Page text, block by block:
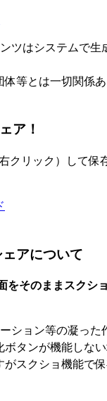
ツはシステムで生
等とは一切関係あ
ア！
クリック）して保
アについて
をそのままスクシ
ション等の凝った
タンが機能しない
スクショ機能で